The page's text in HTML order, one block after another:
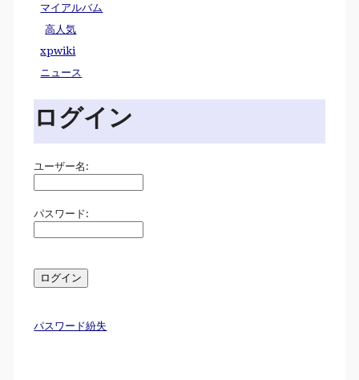
マイアルバム
高人気
xpwiki
ニュース
ログイン
ユーザー名:
パスワード:
パスワード紛失